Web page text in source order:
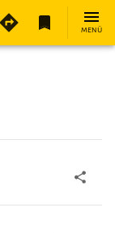
MENÜ